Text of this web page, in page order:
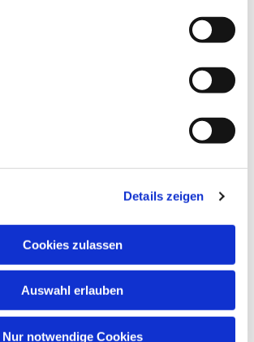
Details zeigen
Cookies zulassen
Auswahl erlauben
Nur notwendige Cookies